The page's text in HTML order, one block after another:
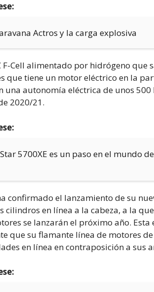
Actros y la carga explosiva
F-Cell alimentado por hidrógeno que
que tiene un motor eléctrico en la
una autonomía eléctrica de unos
2020/21.
5700XE es un paso en el mundo
confirmado el lanzamiento de su
cilindros en línea a la cabeza, a la
se lanzarán el próximo año. Esta
que su flamante línea de motores
en línea en contraposición a sus